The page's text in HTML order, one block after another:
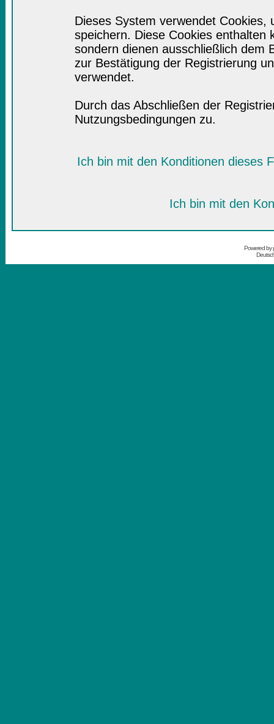
Dieses System verwendet
speichern. Diese Cookies enthalten
sondern dienen ausschließlich dem
zur Bestätigung der Registrierung
verwendet.
Durch das Abschließen der
Nutzungsbedingungen zu.
Ich bin mit den Konditionen dieses
Ich bin mit den
Powered by